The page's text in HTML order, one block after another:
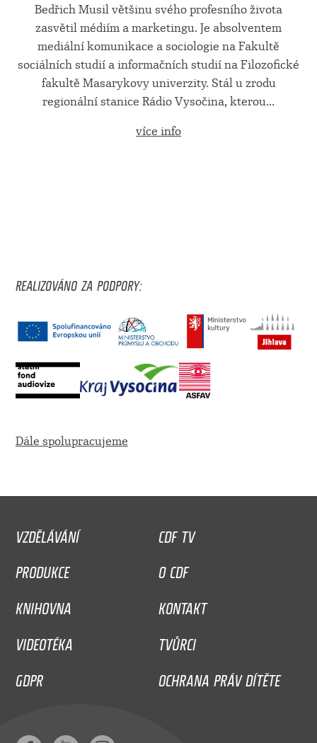
Bedřich Musil většinu svého profesního života
zasvětil médiím a marketingu. Je absolventem
mediální komunikace a sociologie na Fakultě
sociálních studií a informačních studií na Filozofické
fakultě Masarykovy univerzity. Stál u zrodu
regionální stanice Rádio Vysočina, kterou...
více info
REALIZOVÁNO ZA PODPORY:
Dále spolupracujeme
VZDĚLÁVÁNÍ
CDF TV
PRODUKCE
O CDF
KNIHOVNA
KONTAKT
VIDEOTÉKA
TVŮRCI
GDPR
OCHRANA PRÁV DÍTĚTE